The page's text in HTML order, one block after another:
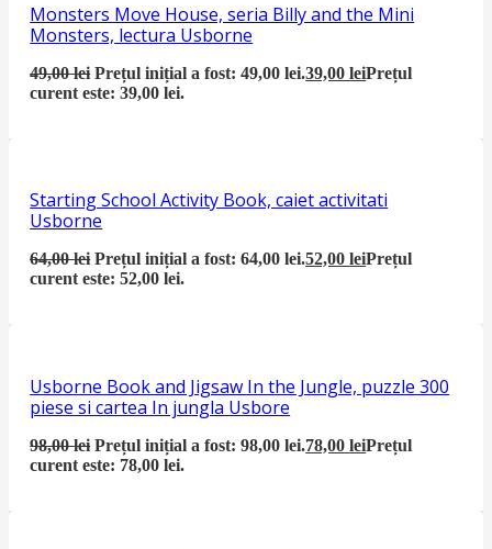
Monsters Move House, seria Billy and the Mini
Monsters, lectura Usborne
49,00lei Prețul inițial a fost: 49,00 lei.39,00leiPrețul
curent este: 39,00 lei.
Starting School Activity Book, caiet activitati
Usborne
64,00lei Prețul inițial a fost: 64,00 lei.52,00leiPrețul
curent este: 52,00 lei.
Usborne Book and Jigsaw In the Jungle, puzzle 300
piese si cartea In jungla Usbore
98,00lei Prețul inițial a fost: 98,00 lei.78,00leiPrețul
curent este: 78,00 lei.